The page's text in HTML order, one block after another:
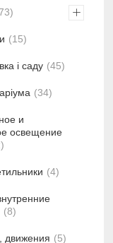
15
і саду 45
34
и
освещение
4
8
движения 5